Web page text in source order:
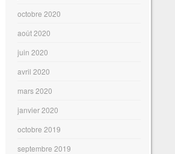
octobre 2020
août 2020
juin 2020
avril 2020
mars 2020
janvier 2020
octobre 2019
septembre 2019